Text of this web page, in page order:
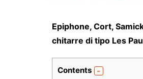
Epiphone, Cort,
chitarre di tipo Les
Contents